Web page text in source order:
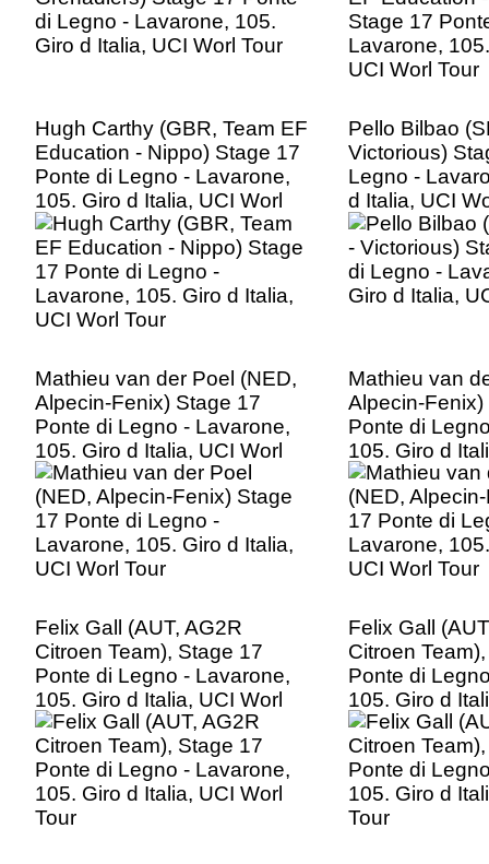
Hugh Carthy (GBR, Team EF
Education - Nippo) Stage 17
Ponte di Legno - Lavarone,
105. Giro d Italia, UCI Worl
Tour
Pello Bilbao
Victorious)
Legno -
d Italia, UCI
Mathieu van der Poel (NED,
Alpecin-Fenix) Stage 17
Ponte di Legno - Lavarone,
105. Giro d Italia, UCI Worl
Tour
Mathieu van
Alpecin-Fenix)
Ponte di
105. Giro d
Tour
Felix Gall (AUT, AG2R
Citroen Team), Stage 17
Ponte di Legno - Lavarone,
105. Giro d Italia, UCI Worl
Tour
Felix Gall
Citroen
Ponte di
105. Giro d
Tour